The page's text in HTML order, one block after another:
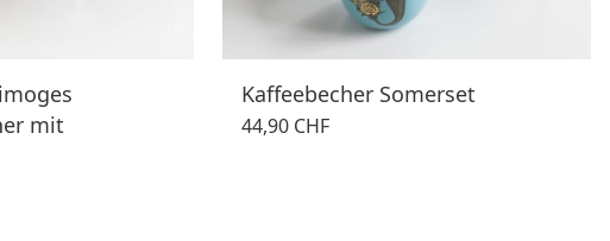
mit
Kaffeebecher Somerset
44,90 CHF